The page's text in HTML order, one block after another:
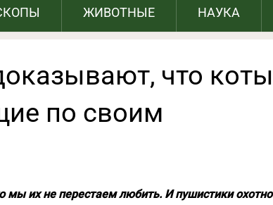
ЖИВОТНЫЕ НАУКА
что коты
по своим
мы их не перестаем любить. И пушистики охотно